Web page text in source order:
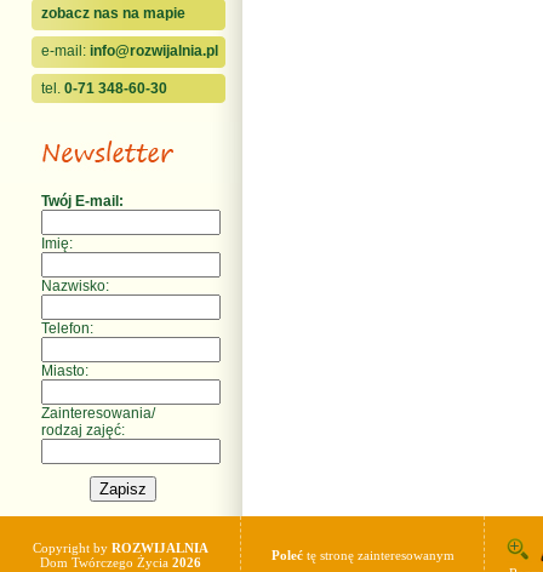
zobacz nas na mapie
e-mail: info@rozwijalnia.pl
tel. 0-71 348-60-30
Twój E-mail:
Imię:
Nazwisko:
Telefon:
Miasto:
Zainteresowania/
rodzaj zajęć:
Copyright by ROZWIJALNIA
Dom Twórczego Życia 2026 Polećtę stronę zainteresowanym